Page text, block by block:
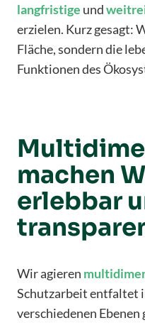
langfristige und
erzielen. Kurz gesagt:
Fläche, sondern die
Funktionen des
machen
erlebbar
Wir agieren
Schutzarbeit entfaltet
verschiedenen Ebenen